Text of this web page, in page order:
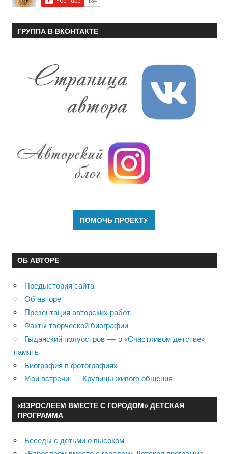
ГРУППА В ВКОНТАКТЕ
ОБ АВТОРЕ
Предыстория сайта
Об авторе
Презентация авторских работ
Факты творческой биографии
Гыданский полуостров — о «Счастливом детстве»
память
Биография в фотографиях
Мои встречи — Крупицы живого общения…
«ВЗРОСЛЕЕМ ВМЕСТЕ С ГОРОДОМ» ДЕТСКАЯ
ПРОГРАММА
Беседы с детьми о высоком